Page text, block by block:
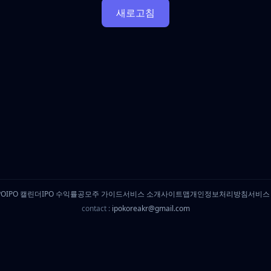
새로고침
IPO 캘린더IPO 수익률공모주 가이드서비스 소개사이트맵개인정보처리방침서비
contact : ipokoreakr@gmail.com